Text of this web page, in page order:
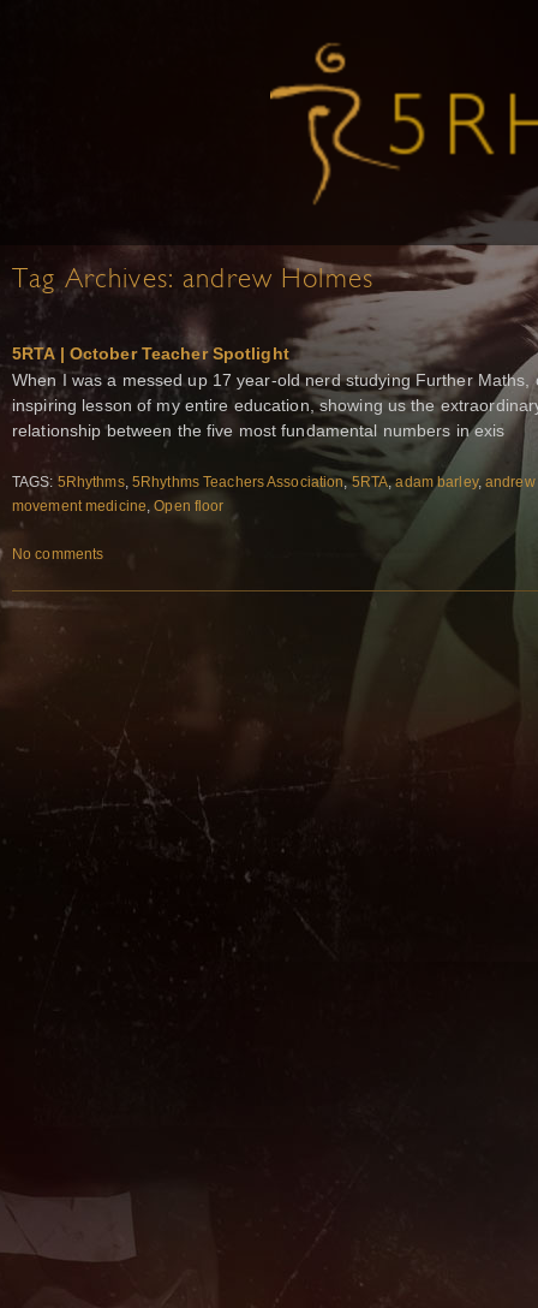
Tag Archives: andrew Holmes
5RTA | October Teacher Spotlight
When I was a messed up 17 year-old nerd studying Further
inspiring lesson of my entire education, showing us the
relationship between the five most fundamental numbers in exis
TAGS: 5Rhythms, 5Rhythms Teachers Association,5RTA,adam barley,
movement medicine,Open floor
No comments